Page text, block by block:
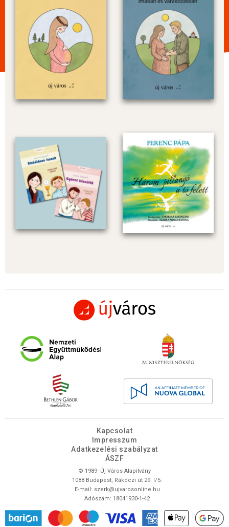
Kapcsolat
Impresszum
Adatkezelési szabályzat
ÁSZF
© 1989- Új Város Alapítvány
1088 Budapest, Rákóczi út 29. I/5.
E-mail: szerk@ujvarosonline.hu
Adószám: 18041930-1-42